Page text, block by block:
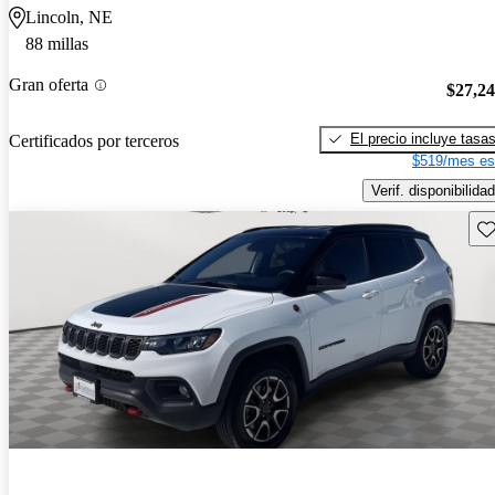
Lincoln, NE
88 millas
Gran oferta
Certificados por terceros
El precio incluye tasas
$519/mes
Verif. disponibilidad